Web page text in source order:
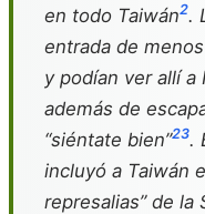
en todo Taiwán2.
entrada de
y podían ver allí a
además de
“siéntate bien”23.
incluyó a Taiwán
represalias” de la